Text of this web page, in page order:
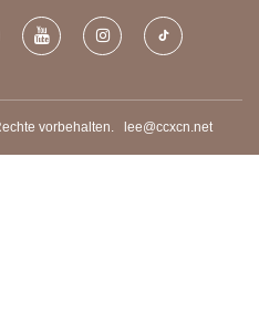
vorbehalten. lee@ccxcn.net